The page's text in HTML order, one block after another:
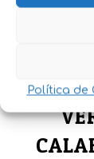
Política de